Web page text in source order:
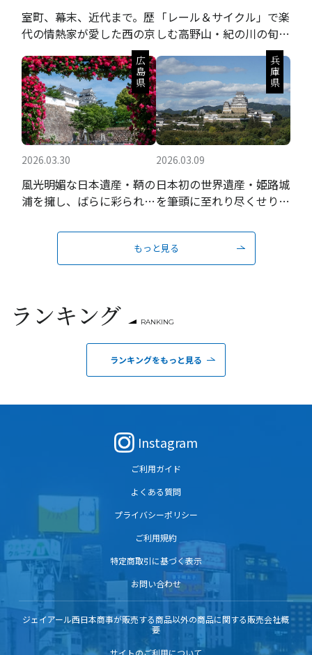
室町、幕末、近代まで。歴
代の情熱家が愛した西の京
「レール＆サイクル」で楽
しむ高野山・紀の川の旬の
2026.03.30
広島県
風光明媚な日本遺産・鞆の
浦を擁し、ばらに彩られる
2026.03.09
兵庫県
日本初の世界遺産・姫路城
を筆頭に至れり尽くせりの
もっと見る
ランキング RANKING
ランキングをもっと見る
Instagram
ご利用ガイド
よくある質問
プライバシーポリシー
ご利用規約
特定商取引に基づく表示
お問い合わせ
ジェイアール西日本商事が販売する商品以外の商品に関する販売会社概
要
サイトのご利用について